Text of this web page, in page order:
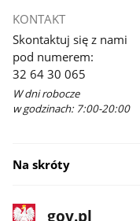
KONTAKT
Skontaktuj się z nami
pod numerem:
32 64 30 065
W dni robocze
w godzinach: 7:00-20:00
Na skróty
stopkaStrona
gov.pl